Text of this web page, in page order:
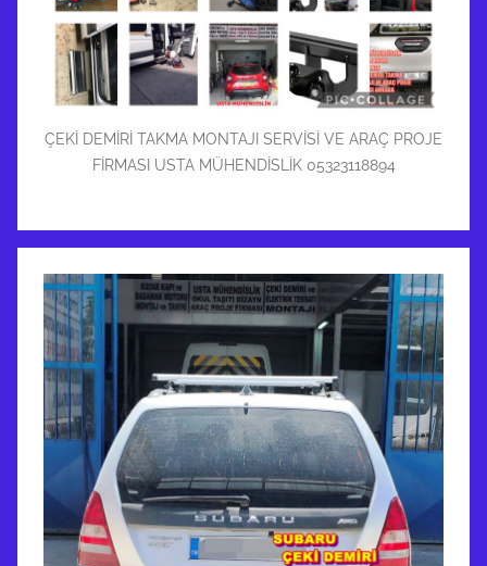
ÇEKİ DEMİRİ TAKMA MONTAJI SERVİSİ VE ARAÇ PROJE
FİRMASI USTA MÜHENDİSLİK 05323118894